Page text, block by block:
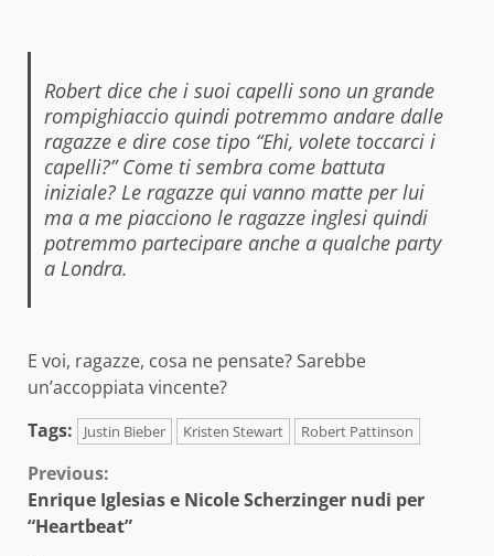
Robert dice che i suoi capelli sono un grande
rompighiaccio quindi potremmo andare dalle
ragazze e dire cose tipo “Ehi, volete toccarci i
capelli?” Come ti sembra come battuta
iniziale? Le ragazze qui vanno matte per lui
ma a me piacciono le ragazze inglesi quindi
potremmo partecipare anche a qualche party
a Londra.
E voi, ragazze, cosa ne pensate? Sarebbe
un’accoppiata vincente?
Tags:
Justin Bieber Kristen Stewart Robert Pattinson
Continue
Reading
Previous:
Enrique Iglesias e Nicole Scherzinger nudi per
“Heartbeat”